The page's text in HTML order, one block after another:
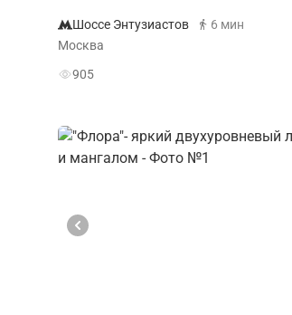
Шоссе Энтузиастов
6 мин
Москва
905